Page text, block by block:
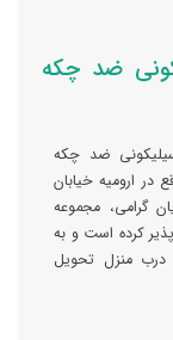
ضد چکه
ضد چکه
در ارومیه خیابان
گرامی، مجموعه
کرده است و به
درب منزل تحویل